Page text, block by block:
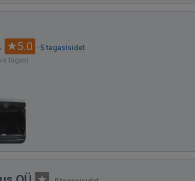
5.0 · 5 tagasisidet
tagasi